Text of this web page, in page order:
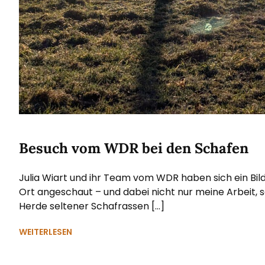
Besuch vom WDR bei den Schafen
Julia Wiart und ihr Team vom WDR haben sich ein
Ort angeschaut – und dabei nicht nur meine Arbeit,
Herde seltener Schafrassen […]
WEITERLESEN